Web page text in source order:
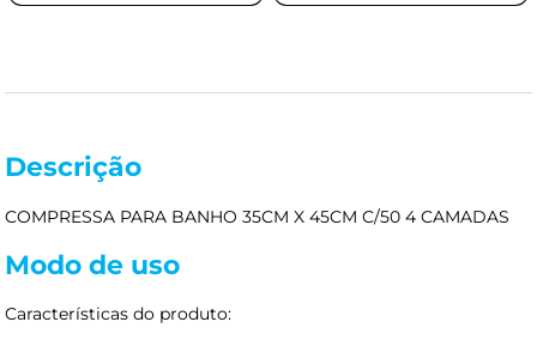
Descrição
COMPRESSA PARA BANHO 35CM X 45CM C/50 4 CAMADAS
Modo de uso
Características do produto: